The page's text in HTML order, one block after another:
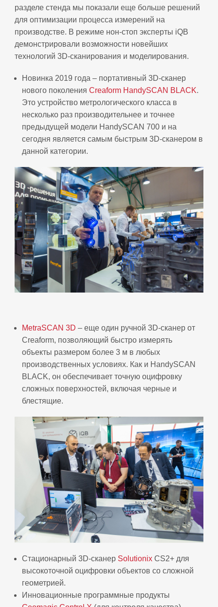
разделе стенда мы показали еще больше решений
для оптимизации процесса измерений на
производстве. В режиме нон-стоп эксперты iQB
демонстрировали возможности новейших
технологий 3D-сканирования и моделирования.
Новинка 2019 года – портативный 3D-сканер
нового поколения Creaform HandySCAN BLACK.
Это устройство метрологического класса в
несколько раз производительнее и точнее
предыдущей модели HandySCAN 700 и на
сегодня является самым быстрым 3D-сканером в
данной категории.
MetraSCAN 3D – еще один ручной 3D-сканер от
Creaform, позволяющий быстро измерять
объекты размером более 3 м в любых
производственных условиях. Как и HandySCAN
BLACK, он обеспечивает точную оцифровку
сложных поверхностей, включая черные и
блестящие.
Стационарный 3D-сканер Solutionix CS2+ для
высокоточной оцифровки объектов со сложной
геометрией.
Инновационные программные продукты